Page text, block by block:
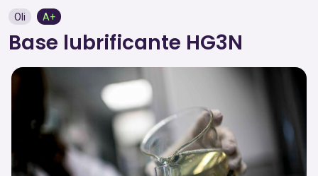
Oli A+
Base lubrificante HG3N